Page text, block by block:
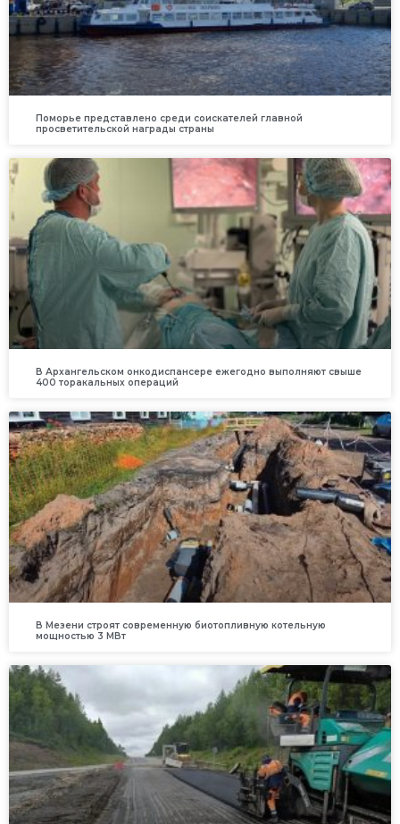
Поморье представлено среди соискателей главной
просветительской награды страны
В Архангельском онкодиспансере ежегодно выполняют свыше
400 торакальных операций
В Мезени строят современную биотопливную котельную
мощностью 3 МВт